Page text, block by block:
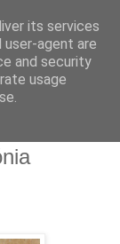
its services
user-agent are
and security
usage